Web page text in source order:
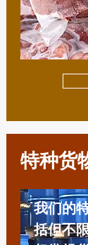
特种货
我们的
括但不